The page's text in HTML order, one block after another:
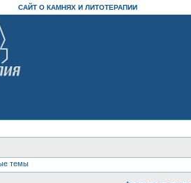
САЙТ О КАМНЯХ И ЛИТОТЕРАПИИ
темы